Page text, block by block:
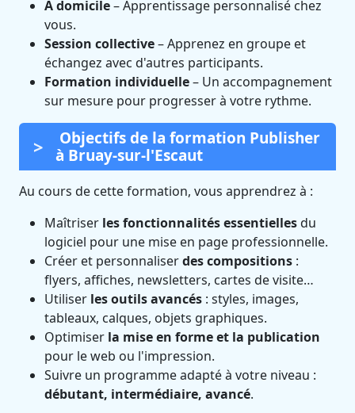
À domicile– Apprentissage personnalisé chez
vous.
Session collective– Apprenez en groupe et
échangez avec d'autres participants.
Formation individuelle– Un accompagnement
sur mesure pour progresser à votre rythme.
Objectifs de la formation Publisher
à Bruay-sur-l'Escaut
Au cours de cette formation, vous apprendrez à :
Maîtriser les fonctionnalités essentiellesdu
logiciel pour une mise en page professionnelle.
Créer et personnaliserdes compositions :
flyers, affiches, newsletters, cartes de visite…
Utiliser les outils avancés : styles, images,
tableaux, calques, objets graphiques.
Optimiser la mise en forme et la publication
pour le web ou l'impression.
Suivre un programme adapté à votre niveau :
débutant, intermédiaire, avancé.